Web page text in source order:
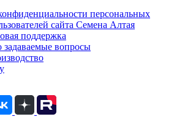
персональных
сайта Семена Алтая
поддержка
задаваемые вопросы